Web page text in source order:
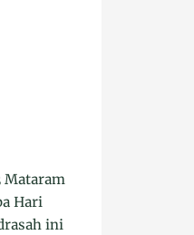
Mataram
Hari
ini